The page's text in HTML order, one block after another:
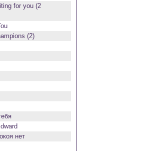
for you (2
(2)
нет